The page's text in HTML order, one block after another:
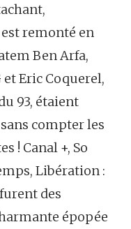
remonté en
Ben Arfa,
Eric Coquerel,
93, étaient
compter les
! Canal +, So
Libération :
des
épopée